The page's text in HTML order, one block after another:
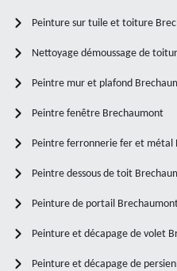
Peinture sur tuile et toiture
Nettoyage démoussage de
Peintre mur et plafond
Peintre fenêtre Brechaumont
Peintre ferronnerie fer et métal
Peintre dessous de toit
Peinture de portail
Peinture et décapage de volet
Peinture et décapage de